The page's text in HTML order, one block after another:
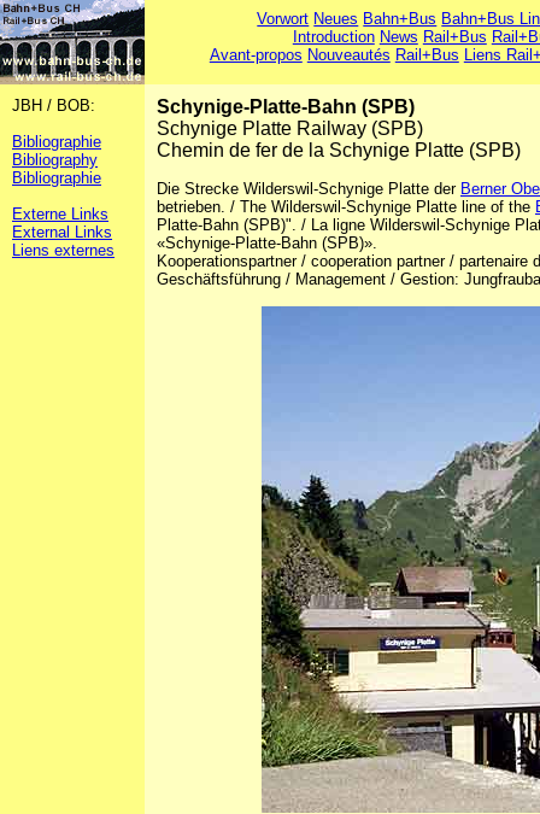
Vorwort Neues Bahn+Bus Bahn+Bus
Introduction News Rail+Bus
Avant-propos Nouveautés Rail+Bus Liens
JBH / BOB:
Bibliographie
Bibliography
Bibliographie
Externe Links
External Links
Liens externes
Schynige-Platte-Bahn (SPB)
Schynige Platte Railway (SPB)
Chemin de fer de la Schynige Platte (SPB)
Die Strecke Wilderswil-Schynige Platte der Berner
betrieben. / The Wilderswil-Schynige Platte line of the
Platte-Bahn (SPB)". / La ligne Wilderswil-Schynige
«Schynige-Platte-Bahn (SPB)».
Kooperationspartner / cooperation partner /
Geschäftsführung / Management / Gestion: